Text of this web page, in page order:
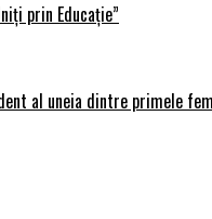
prin Educație”
al uneia dintre primele